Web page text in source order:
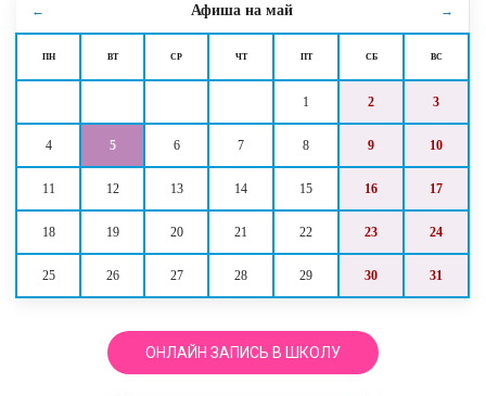
← Афиша на май →
ПН ВТ СР ЧТ ПТ СБ ВС
1 2 3
4 5 6 7 8 9 10
11 12 13 14 15 16 17
18 19 20 21 22 23 24
25 26 27 28 29 30 31
ОНЛАЙН ЗАПИСЬ В ШКОЛУ